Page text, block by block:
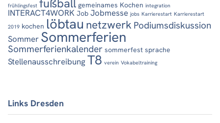
frühlingsfest fußball gemeinames Kochen integration
INTERACT4WORK Job Jobmesse jobs Karrierestart Karrierestart
2019 kochen löbtau netzwerk Podiumsdiskussion
Sommer Sommerferien
Sommerferienkalender sommerfest sprache
Stellenausschreibung T8 verein Vokabeltraining
Links Dresden